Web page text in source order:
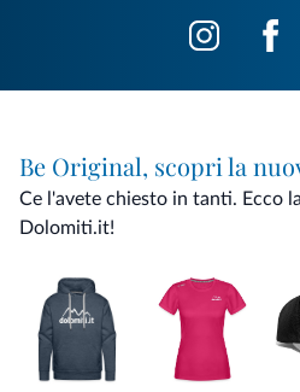
Be Original, scopri la
Ce l'avete chiesto in tanti. Ecco
Dolomiti.it!